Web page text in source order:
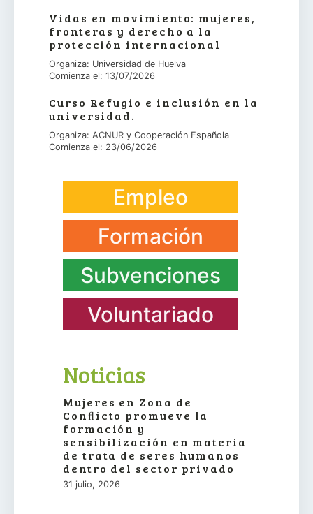
Vidas en movimiento: mujeres,
fronteras y derecho a la
protección internacional
Organiza: Universidad de Huelva
Comienza el: 13/07/2026
Curso Refugio e inclusión en la
universidad.
Organiza: ACNUR y Cooperación Española
Comienza el: 23/06/2026
Empleo
Formación
Subvenciones
Voluntariado
Noticias
Mujeres en Zona de
Conﬂicto promueve la
formación y
sensibilización en materia
de trata de seres humanos
dentro del sector privado
31 julio, 2026